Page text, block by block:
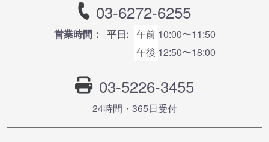
03-6272-6255
営業時間： 平日: 午前 10:00〜11:50
午後 12:50〜18:00
03-5226-3455
24時間・365⽇受付